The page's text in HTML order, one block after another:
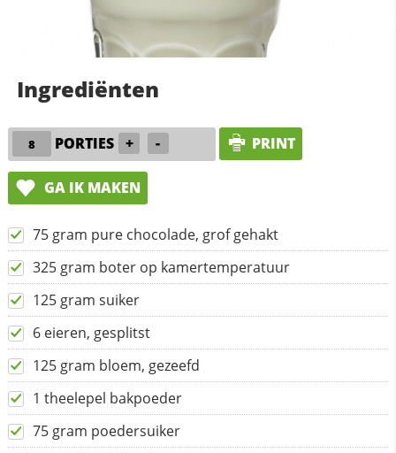
Ingrediënten
PORTIES + - PRINT
GA IK MAKEN
75 gram pure chocolade, grof gehakt
325 gram boter op kamertemperatuur
125 gram suiker
6 eieren, gesplitst
125 gram bloem, gezeefd
1 theelepel bakpoeder
75 gram poedersuiker